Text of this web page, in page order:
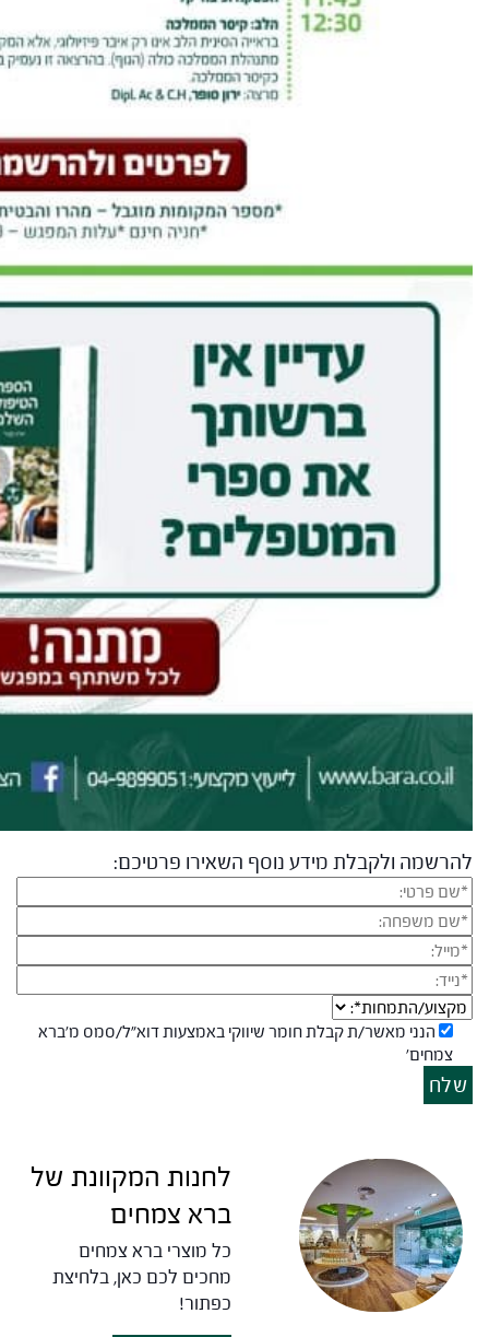
להרשמה ולקבלת מידע נוסף השאירו פרטיכם:
הנני מאשר/ת קבלת חומר שיווקי באמצעות דוא"ל/סמס מ׳ברא
צמחים׳
שלח
לחנות המקוונת של
ברא צמחים
כל מוצרי ברא צמחים
מחכים לכם כאן, בלחיצת
כפתור!